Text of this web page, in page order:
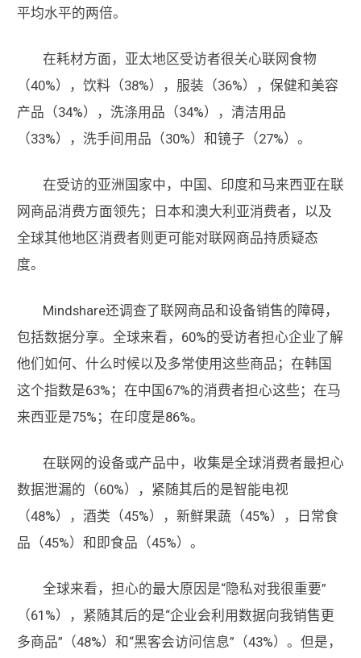
平均水平的两倍。
在耗材方面，亚太地区受访者很关心联网食物
（40%），饮料（38%），服装（36%），保健和美容
产品（34%），洗涤用品（34%），清洁用品
（33%），洗手间用品（30%）和镜子（27%）。
在受访的亚洲国家中，中国、印度和马来西亚在联
网商品消费方面领先；日本和澳大利亚消费者，以及
全球其他地区消费者则更可能对联网商品持质疑态
度。
Mindshare还调查了联网商品和设备销售的障碍，
包括数据分享。全球来看，60%的受访者担心企业了解
他们如何、什么时候以及多常使用这些商品；在韩国
这个指数是63%；在中国67%的消费者担心这些；在马
来西亚是75%；在印度是86%。
在联网的设备或产品中，收集是全球消费者最担心
数据泄漏的（60%），紧随其后的是智能电视
（48%），酒类（45%），新鲜果蔬（45%），日常食
品（45%）和即食品（45%）。
全球来看，担心的最大原因是“隐私对我很重要”
（61%），紧随其后的是“企业会利用数据向我销售更
多商品”（48%）和“黑客会访问信息”（43%）。但是，